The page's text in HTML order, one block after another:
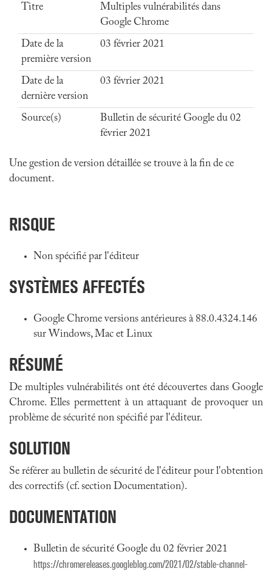
Titre
Multiples vulnérabilités dans
Google Chrome
Date de la
première version
03 février 2021
Date de la
dernière version
03 février 2021
Source(s)
Bulletin de sécurité Google du 02
février 2021
Une gestion de version détaillée se trouve à la fin de ce
document.
RISQUE
Non spécifié par l'éditeur
SYSTÈMES AFFECTÉS
Google Chrome versions antérieures à 88.0.4324.146
sur Windows, Mac et Linux
RÉSUMÉ
De multiples vulnérabilités ont été découvertes dans Google
Chrome. Elles permettent à un attaquant de provoquer un
problème de sécurité non spécifié par l'éditeur.
SOLUTION
Se référer au bulletin de sécurité de l'éditeur pour l'obtention
des correctifs (cf. section Documentation).
DOCUMENTATION
Bulletin de sécurité Google du 02 février 2021
https://chromereleases.googleblog.com/2021/02/stable-channel-